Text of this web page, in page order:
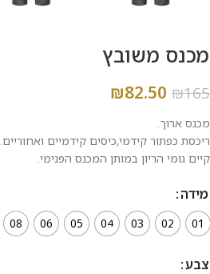
מכנס משובץ
₪165
₪82.50
מכנס ארוך.
ריכסת כפתור קידמי,כיסים קידמיים ואחוריים.
קיים גומי הריון במותן המכנס הפנימי.
מידה
01
02
03
04
05
06
08
צבע